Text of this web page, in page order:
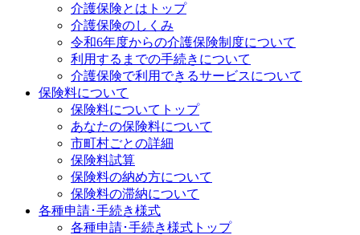
介護保険とはトップ
介護保険のしくみ
令和6年度からの介護保険制度について
利用するまでの手続きについて
介護保険で利用できるサービスについて
保険料について
保険料についてトップ
あなたの保険料について
市町村ごとの詳細
保険料試算
保険料の納め方について
保険料の滞納について
各種申請･手続き様式
各種申請･手続き様式トップ